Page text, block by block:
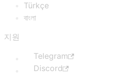
Türkçe
বাংলা
지원
Telegram
Discord